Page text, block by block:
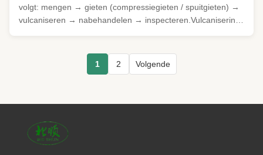
volgt: mengen → gieten (compressiegieten / spuitgieten) →
vulcaniseren → nabehandelen → inspecteren.Vulcanisering
grondstoffen Ontwerp ...
1 2 Volgende